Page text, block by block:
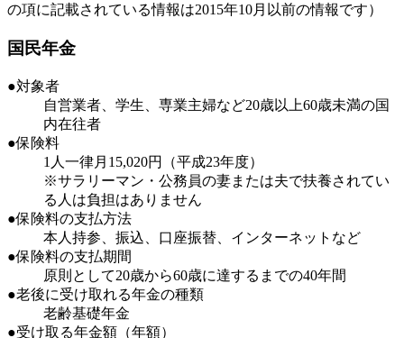
の項に記載されている情報は2015年10月以前の情報です）
国民年金
●対象者
自営業者、学生、専業主婦など20歳以上60歳未満の国
内在往者
●保険料
1人一律月15,020円（平成23年度）
※サラリーマン・公務員の妻または夫で扶養されてい
る人は負担はありません
●保険料の支払方法
本人持参、振込、口座振替、インターネットなど
●保険料の支払期間
原則として20歳から60歳に達するまでの40年間
●老後に受け取れる年金の種類
老齢基礎年金
●受け取る年金額（年額）